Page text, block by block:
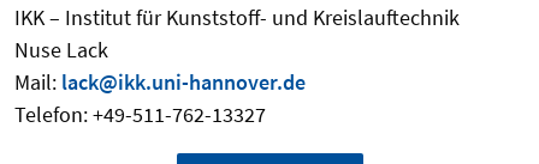
IKK – Institut für Kunststoff- und Kreislauftechnik
Nuse Lack
Mail: lack@ikk.uni-hannover.de
Telefon: +49-511-762-13327